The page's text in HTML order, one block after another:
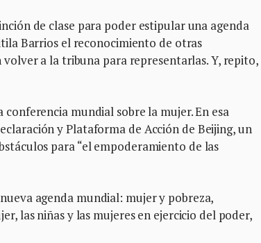
de clase para poder estipular una agenda
Barrios el reconocimiento de otras
a la tribuna para representarlas. Y, repito,
conferencia mundial sobre la mujer. En esa
y Plataforma de Acción de Beijing, un
para “el empoderamiento de las
agenda mundial: mujer y pobreza,
las niñas y las mujeres en ejercicio del poder,